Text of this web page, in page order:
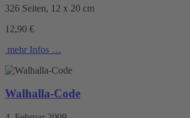
326 Seiten, 12 x 20 cm
12,90 €
mehr Infos …
Walhalla-Code